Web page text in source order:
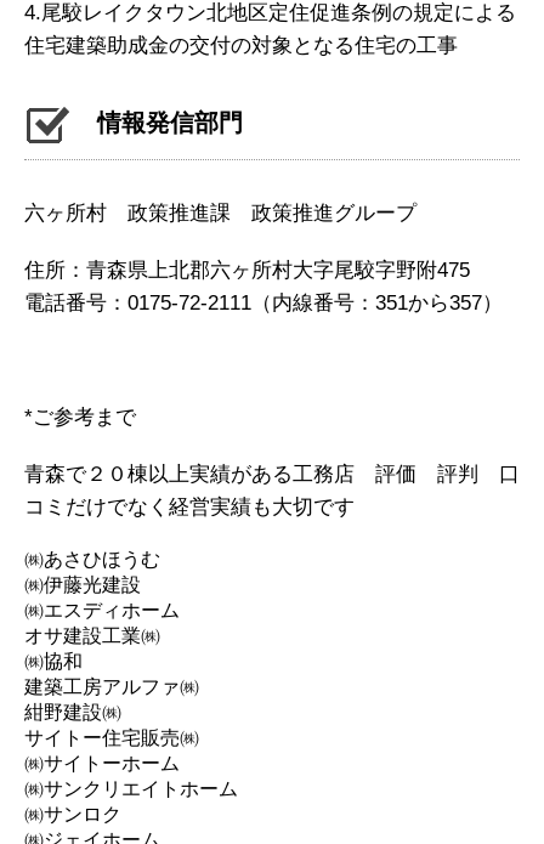
4.尾駮レイクタウン北地区定住促進条例の規定による
住宅建築助成金の交付の対象となる住宅の工事
情報発信部門
六ヶ所村 政策推進課 政策推進グループ
住所：青森県上北郡六ヶ所村大字尾駮字野附475
電話番号：0175-72-2111（内線番号：351から357）
*ご参考まで
青森で２０棟以上実績がある工務店 評価 評判 口
コミだけでなく経営実績も大切です
㈱あさひほうむ
㈱伊藤光建設
㈱エスディホーム
オサ建設工業㈱
㈱協和
建築工房アルファ㈱
紺野建設㈱
サイトー住宅販売㈱
㈱サイトーホーム
㈱サンクリエイトホーム
㈱サンロク